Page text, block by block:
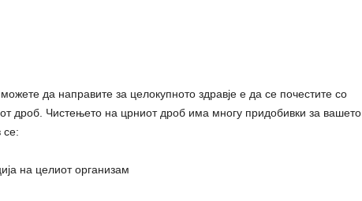
да направите за целокупното здравје е да се почестите со
дроб. Чистењето на црниот дроб има многу придобивки за вашето
се:
на целиот организам